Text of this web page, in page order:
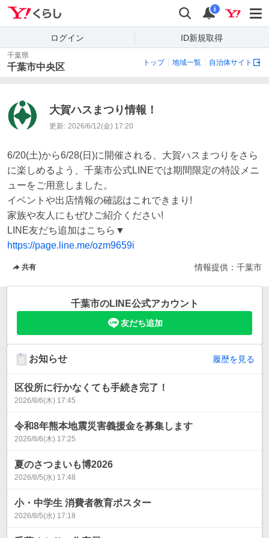
検索 通知
i
ログイン ID新規取得
千葉県
千葉市中央区 トップ 地域一覧 自治体サイト
大賀ハスまつり情報！
更新: 2026/6/12(金) 17:20
6/20(土)から6/28(日)に開催される、大賀ハスまつりをさら
に楽しめるよう、千葉市公式LINEでは期間限定の特設メニ
ューをご用意しました。
イベントや出店情報の確認はこれできまり!
家族や友人にもぜひご紹介ください!
https://page.line.me/ozm9659i
共有 情報提供： 千葉市
千葉市のLINE公式アカウント
友だち追加
お知らせ 履歴を見る
区役所に行かなくても手続き完了！
2026/8/6(木) 17:45
令和8年熊本地震災害義援金を募集します
2026/8/6(木) 17:25
夏のさつまいも博2026
2026/8/5(水) 17:48
小・中学生 消費者教育ポスター
2026/8/5(水) 17:18